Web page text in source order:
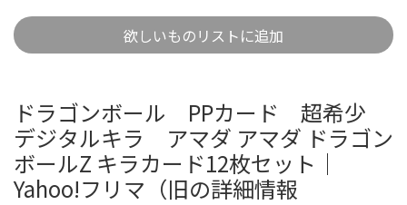
欲しいものリストに追加
ドラゴンボール PPカード 超希少
デジタルキラ アマダ アマダ ドラゴン
ボールZ キラカード12枚セット｜
Yahoo!フリマ（旧の詳細情報